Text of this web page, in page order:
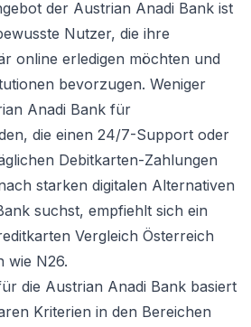
der Austrian Anadi Bank ist
Nutzer, die ihre
online erledigen möchten und
bevorzugen. Weniger
Anadi Bank für
die einen 24/7-Support oder
Debitkarten-Zahlungen
starken digitalen Alternativen
suchst, empfiehlt sich ein
Vergleich Österreich
wie N26.
die Austrian Anadi Bank basiert
Kriterien in den Bereichen